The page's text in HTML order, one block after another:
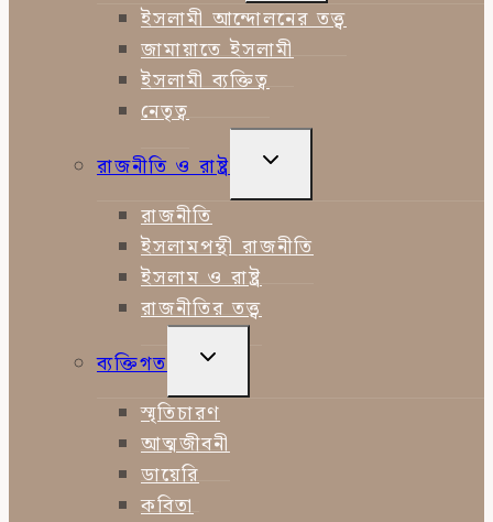
MENU
ইসলামী আন্দোলনের তত্ত্ব
জামায়াতে ইসলামী
ইসলামী ব্যক্তিত্ব
নেতৃত্ব
রাজনীতি ও রাষ্ট্র
TOGGLE
রাজনীতি
ইসলামপন্থী রাজনীতি
ইসলাম ও রাষ্ট্র
রাজনীতির তত্ত্ব
ব্যক্তিগত
TOGGLE
MENU
স্মৃতিচারণ
আত্মজীবনী
ডায়েরি
কবিতা